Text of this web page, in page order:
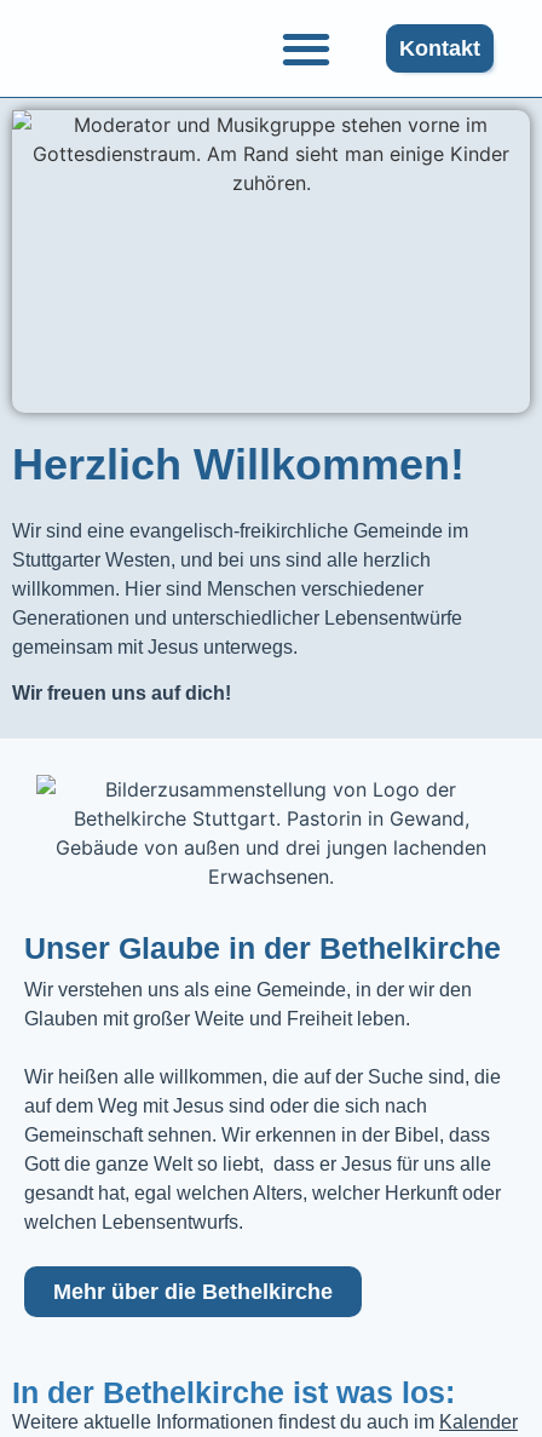
Kontakt
Herzlich Willkommen!
Wir sind eine evangelisch-freikirchliche Gemeinde im
Stuttgarter Westen, und bei uns sind alle herzlich
willkommen. Hier sind Menschen verschiedener
Generationen und unterschiedlicher Lebensentwürfe
gemeinsam mit Jesus unterwegs.
Wir freuen uns auf dich!
Unser Glaube in der Bethelkirche
Wir verstehen uns als eine Gemeinde, in der wir den
Glauben mit großer Weite und Freiheit leben.
Wir heißen alle willkommen, die auf der Suche sind, die
auf dem Weg mit Jesus sind oder die sich nach
Gemeinschaft sehnen. Wir erkennen in der Bibel, dass
Gott die ganze Welt so liebt, dass er Jesus für uns alle
gesandt hat, egal welchen Alters, welcher Herkunft oder
welchen Lebensentwurfs.
Mehr über die Bethelkirche
In der Bethelkirche ist was los:
Weitere aktuelle Informationen findest du auch im Kalender